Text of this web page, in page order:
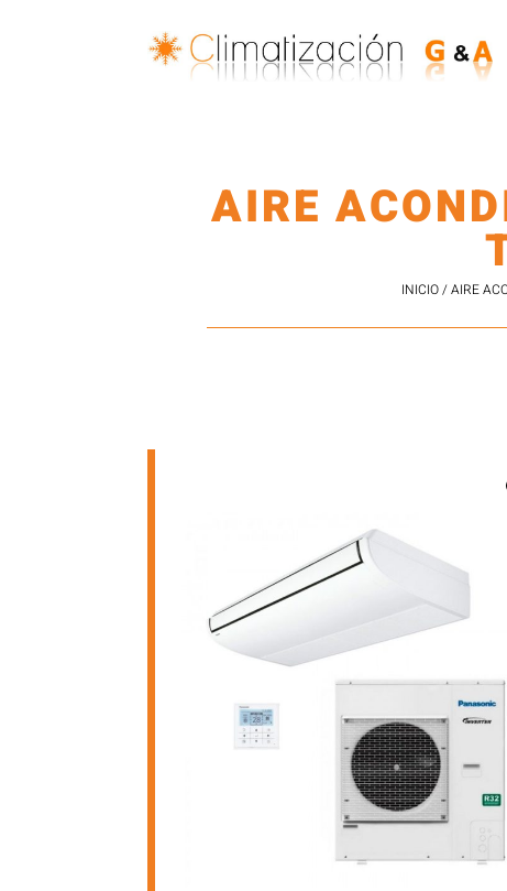
AIRE
INICIO/AIRE